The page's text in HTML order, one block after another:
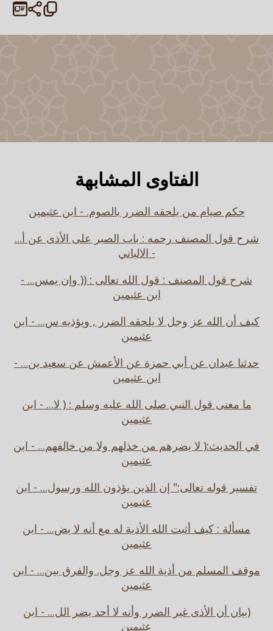
الفتاوى المشابهة
حكم صيام من يلحقه الضرر بالصوم. - ابن عثيمين
شرح قول المصنف رحمه : باب الصبر على الأذى عن أ...
- الالباني
شرح قول المصنف : قول الله تعالى : (( وإن يمس... -
ابن عثيمين
كيف أن الله عز وجل لا يلحقه الضرر , ويؤذيه س... - ابن
عثيمين
حدثنا عبدان عن أبي حمزة عن الأعمش عن سعيد بن... -
ابن عثيمين
ما معنى قول النبي صلى الله عليه وسلم : ( لا... - ابن
عثيمين
في الحديث:( لا يضرهم من خذلهم ولا من خالفهم... - ابن
عثيمين
تفسير قوله تعالى:" إن الذين يؤذون الله ورسول... - ابن
عثيمين
مسألة : كيف أثبت الله الأذية له مع أنه لا يض... - ابن
عثيمين
موقف المسلم من أذية الله عز وجل. والفرق بين... - ابن
عثيمين
(بيان أن الأذى غير الضرر وأنه لا أحد يضر الل... - ابن
عثيمين